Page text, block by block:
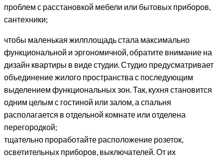
проблем с расстановкой мебели или бытовых приборов,
сантехники;
чтобы маленькая жилплощадь стала максимально
функциональной и эргономичной, обратите внимание на
дизайн квартиры в виде студии. Студио предусматривает
объединение жилого пространства с последующим
выделением функциональных зон. Так, кухня становится
одним целым с гостиной или залом, а спальня
располагается в отдельной комнате или отделена
перегородкой;
тщательно проработайте расположение розеток,
осветительных приборов, выключателей. От их